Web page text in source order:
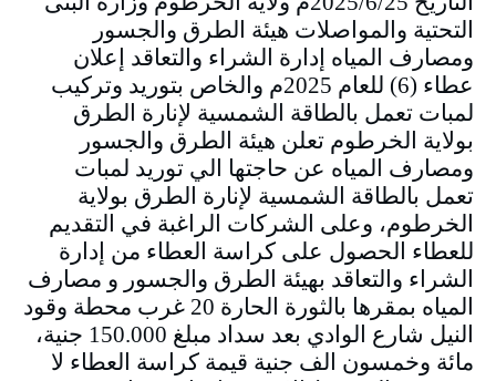
التحتية والمواصلات هيئة الطرق والجسور
ومصارف المياه إدارة الشراء والتعاقد إعلان
عطاء (6) للعام 2025م والخاص بتوريد وتركيب
لمبات تعمل بالطاقة الشمسية لإنارة الطرق
بولاية الخرطوم تعلن هيئة الطرق والجسور
ومصارف المياه عن حاجتها الي توريد لمبات
تعمل بالطاقة الشمسية لإنارة الطرق بولاية
الخرطوم، وعلى الشركات الراغبة في التقديم
للعطاء الحصول على كراسة العطاء من إدارة
الشراء والتعاقد بهيئة الطرق والجسور و مصارف
المياه بمقرها بالثورة الحارة 20 غرب محطة وقود
النيل شارع الوادي بعد سداد مبلغ 150.000 جنية،
مائة وخمسون الف جنية قيمة كراسة العطاء لا